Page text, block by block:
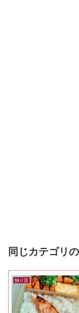
同じカテゴリ
独り言